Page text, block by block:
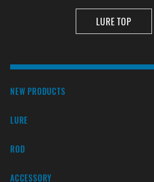
LURE TOP
NEW PRODUCTS
LURE
ROD
ACCESSORY